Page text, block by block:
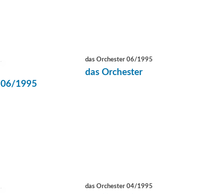
das Orchester 06/1995
das Orchester
06/1995
das Orchester 04/1995